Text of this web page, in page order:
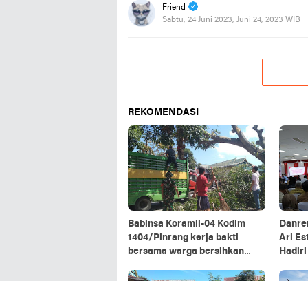
Friend
Sabtu, 24 Juni 2023, Juni 24, 2023 WIB
REKOMENDASI
Babinsa Koramil-04 Kodim
1404/Pinrang kerja bakti
bersama warga bersihkan
Ari
Hadiri